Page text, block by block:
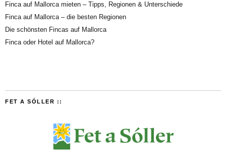
Finca auf Mallorca mieten – Tipps, Regionen & Unterschiede
Finca auf Mallorca – die besten Regionen
Die schönsten Fincas auf Mallorca
Finca oder Hotel auf Mallorca?
FET A SÓLLER ::